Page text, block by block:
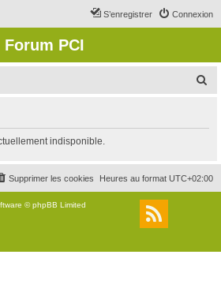
Connexion
S’enregistrer
Forum PCI
r
c
r
indisponible.
Heures au format UTC+02:00
Supprimer les cookies
© phpBB Limited